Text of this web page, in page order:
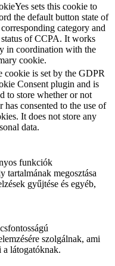
sets this cookie to
the default button state of
category and
status of CCPA. It works
in coordination with the
cookie.
cookie is set by the GDPR
Consent plugin and is
to store whether or not
has consented to the use of
It does not store any
data.
funkciók
tartalmának megosztása
gyűjtése és egyéb,
szolgálnak, ami
látogatóknak.